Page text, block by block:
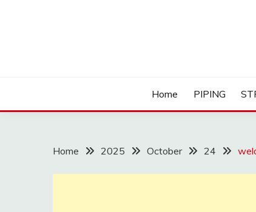
Home PIPING
Home 2025 October 24